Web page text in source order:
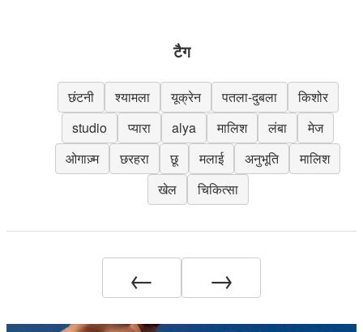
टैग
छंटनी श्यामला यूक्रेन पतला-दुबला
किशोर
studio
प्यारा alya मालिश लंबा
मेज
ओगाज़्म
छरहरा छू मलाई अनुभूति
मालिश
खेल
चिकित्सा
← →